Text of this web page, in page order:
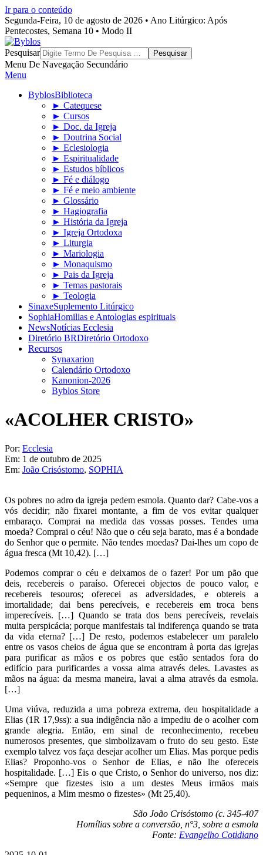
Ir para o conteúdo
Segunda-Feira, 10 de agosto de 2026 • Ano Litúrgico: Após
Pentecostes, Semana 10 • Modo II
Byblos
Pesquisar
Menu De Navegação Secundário
Menu
ByblosBiblioteca
► Catequese
► Cursos
► Doc. da Igreja
► Doutrina Social
► Eclesiologia
► Espiritualidade
► Estudos bíblicos
► Fé e diálogo
► Fé e meio ambiente
► Glossário
► Hagiografia
► História da Igreja
► Igreja Ortodoxa
► Liturgia
► Mariologia
► Monaquismo
► Pais da Igreja
► Temas pastorais
► Teologia
SinaxeSuplemento Litúrgico
SophiaHomilias e Antologias espirituais
NewsNotícias Ecclesia
Diretório BRDiretório Ortodoxo
Recursos
Synaxarion
Calendário Ortodoxo
Kanonion-2026
Byblos Store
«ACOLHER CRISTO»
Por: Ecclesia
Em: 1 de outubro de 2025
Em: João Crisóstomo, SOPHIA
Os pobres no adro da igreja pedem esmola. Quanto dar? Cabe-vos a
vós decidir; não fixarei montante, a fim de vos evitar qualquer
embaraço. Comprai na medida das vossas posses. Tendes uma
moeda? Comprai o céu! Não que o céu seja barato, mas é a bondade
do Senhor que o permite. Não tendes moedas? Dai-lhes um copo de
água fresca (Mt 10,42). […]
Podemos comprar o céu e deixamos de o fazer! Por um pão que
deis, recebereis o paraíso. Oferecei objectos de pouco valor, e
recebereis tesouros; oferecei as adversidades, e obtereis a
imortalidade; dai bens perecíveis, e recebereis em troca bens
imperecíveis. […] Quando se trata dos bens perecíveis, revelais
muita perspicácia; porque manifestais tal indiferença quando se trata
da vida eterna? […] De resto, podemos estabelecer um paralelo
entre os vasos cheios de água que se encontram à porta das igrejas
para purificar as mãos e os pobres que estão sentados fora do
edifício para purificardes a vossa alma através deles. Lavastes as
mãos na água: da mesma maneira, lavai a alma através da esmola.
[…]
Uma viúva, reduzida a uma pobreza extrema, deu hospitalidade a
Elias (1R 17,9ss): a sua indigência não a impediu de o acolher com
grande alegria. Então, em sinal de reconhecimento, recebeu
numerosos presentes, que simbolizavam o fruto do seu gesto. Este
exemplo talvez vos faça desejar acolher um Elias. Mas porque pedis
Elias? Proponho-vos o Senhor de Elias, e não lhe ofereceis
hospitalidade. […] Eis o que Cristo, o Senhor do universo, nos diz:
«Sempre que fizestes isto a um destes Meus irmãos mais
pequeninos, a Mim mesmo o fizestes» (Mt 25,40).
São João Crisóstomo (c. 345-407
Homílias sobre a conversão, n°3, sobre a esmola
Fonte: Evangelho Cotidiano